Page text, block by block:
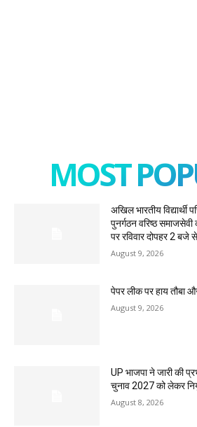
MOST
अखिल भारतीय विद्यार्थी
पुनर्गठन वरिष्ठ
पर रविवार दोपहर 2 बजे
August 9, 2026
पेपर लीक पर हाय तौबा
August 9, 2026
UP भाजपा ने जारी की
चुनाव 2027 को लेकर
August 8, 2026